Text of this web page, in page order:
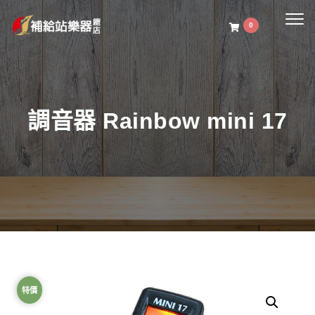
0
調音器 Rainbow mini 17
特價